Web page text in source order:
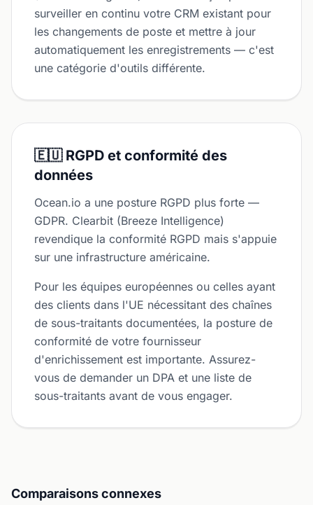
surveiller en continu votre CRM existant pour
les changements de poste et mettre à jour
automatiquement les enregistrements — c'est
une catégorie d'outils différente.
🇪🇺 RGPD et conformité des
données
Ocean.io a une posture RGPD plus forte —
GDPR. Clearbit (Breeze Intelligence)
revendique la conformité RGPD mais s'appuie
sur une infrastructure américaine.
Pour les équipes européennes ou celles ayant
des clients dans l'UE nécessitant des chaînes
de sous-traitants documentées, la posture de
conformité de votre fournisseur
d'enrichissement est importante. Assurez-
vous de demander un DPA et une liste de
sous-traitants avant de vous engager.
Comparaisons connexes